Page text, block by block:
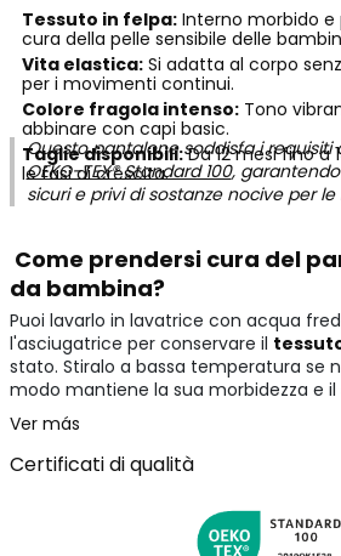
Tessuto in felpa:Interno morbido e
cura della pelle sensibile delle
Vita elastica:Si adatta al corpo
per i movimenti continui.
Colore fragola intenso:Tono
abbinare con capi basic.
Taglie disponibili:Da 12 mesi fino a
le fasi di crescita.
Questo pantalone soddisfa i requisiti
OEKO-TEX® Standard 100,
sicuri e privi di sostanze nocive per
Come prendersi cura del
da bambina?
Puoi lavarlo in lavatrice con acqua
l'asciugatrice per conservare il
stato. Stiralo a bassa temperatura se
modo mantiene la sua morbidezza e il
Ver más
Certificati di qualità